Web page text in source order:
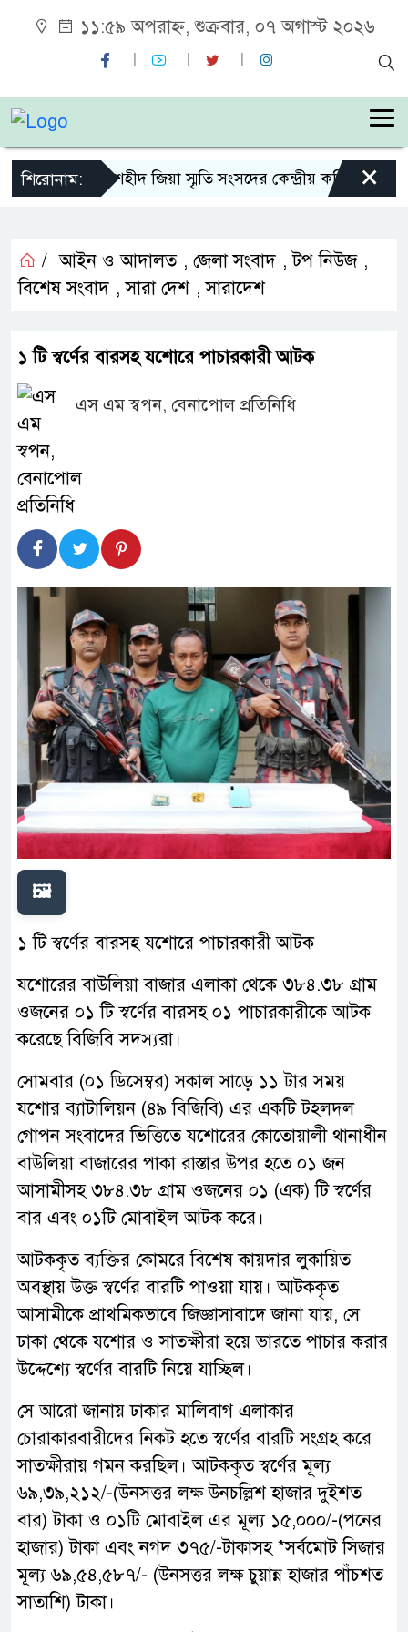
১১:৫৯ অপরাহ্ন, শুক্রবার, ০৭ অগাস্ট ২০২৬
শিরোনাম: শহীদ জিয়া স্মৃতি সংসদের কেন্দ্রীয় কমিটির সহ-
×
/ আইন ও আদালত , জেলা সংবাদ ,টপ নিউজ ,
বিশেষ সংবাদ ,সারা দেশ ,সারাদেশ
১ টি স্বর্ণের বারসহ যশোরে পাচারকারী আটক
এস এম স্বপন, বেনাপোল প্রতিনিধি
🖼️
১ টি স্বর্ণের বারসহ যশোরে পাচারকারী আটক
যশোরের বাউলিয়া বাজার এলাকা থেকে ৩৮৪.৩৮ গ্রাম
ওজনের ০১ টি স্বর্ণের বারসহ ০১ পাচারকারীকে আটক
করেছে বিজিবি সদস্যরা।
সোমবার (০১ ডিসেম্বর) সকাল সাড়ে ১১ টার সময়
যশোর ব্যাটালিয়ন (৪৯ বিজিবি) এর একটি টহলদল
গোপন সংবাদের ভিত্তিতে যশোরের কোতোয়ালী থানাধীন
বাউলিয়া বাজারের পাকা রাস্তার উপর হতে ০১ জন
আসামীসহ ৩৮৪.৩৮ গ্রাম ওজনের ০১ (এক) টি স্বর্ণের
বার এবং ০১টি মোবাইল আটক করে।
আটককৃত ব্যক্তির কোমরে বিশেষ কায়দার লুকায়িত
অবস্থায় উক্ত স্বর্ণের বারটি পাওয়া যায়। আটককৃত
আসামীকে প্রাথমিকভাবে জিজ্ঞাসাবাদে জানা যায়, সে
ঢাকা থেকে যশোর ও সাতক্ষীরা হয়ে ভারতে পাচার করার
উদ্দেশ্যে স্বর্ণের বারটি নিয়ে যাচ্ছিল।
সে আরো জানায় ঢাকার মালিবাগ এলাকার
চোরাকারবারীদের নিকট হতে স্বর্ণের বারটি সংগ্রহ করে
সাতক্ষীরায় গমন করছিল। আটককৃত স্বর্ণের মূল্য
৬৯,৩৯,২১২/-(উনসত্তর লক্ষ উনচল্লিশ হাজার দুইশত
বার) টাকা ও ০১টি মোবাইল এর মূল্য ১৫,০০০/-(পনের
হাজার) টাকা এবং নগদ ৩৭৫/-টাকাসহ *সর্বমোট সিজার
মূল্য ৬৯,৫৪,৫৮৭/- (উনসত্তর লক্ষ চুয়ান্ন হাজার পাঁচশত
সাতাশি) টাকা।